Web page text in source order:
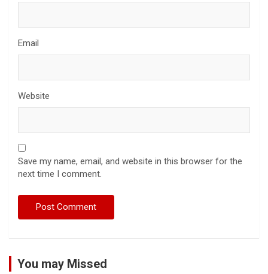
Email
Website
Save my name, email, and website in this browser for the
next time I comment.
You may Missed